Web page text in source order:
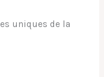
uniques de la